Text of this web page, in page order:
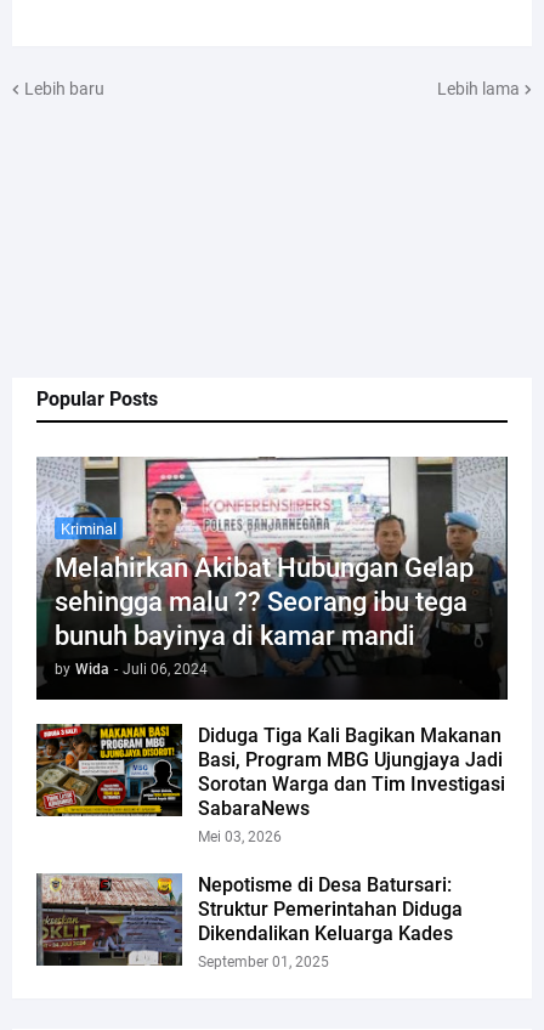
Popular Posts
Kriminal
Melahirkan Akibat Hubungan Gelap
sehingga malu ?? Seorang ibu tega
bunuh bayinya di kamar mandi
by Wida - Juli 06, 2024
Diduga Tiga Kali Bagikan Makanan
Basi, Program MBG Ujungjaya Jadi
Sorotan Warga dan Tim Investigasi
SabaraNews
Mei 03, 2026
Nepotisme di Desa Batursari:
Struktur Pemerintahan Diduga
Dikendalikan Keluarga Kades
September 01, 2025
Lebih baru Lebih lama